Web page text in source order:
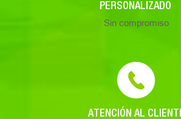
PERSONALIZADO
Sin compromiso
ATENCIÓN AL